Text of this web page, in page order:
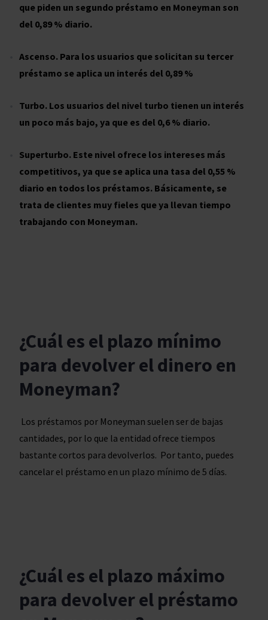
que piden un segundo préstamo en Moneyman son
del 0,89 % diario.
Ascenso. Para los usuarios que solicitan su tercer
préstamo se aplica un interés del 0,89 %
Turbo. Los usuarios del nivel turbo tienen un interés
un poco más bajo, ya que es del 0,6 % diario.
Superturbo. Este nivel ofrece los intereses más
competitivos, ya que se aplica una tasa del 0,55 %
diario en todos los préstamos. Básicamente, se
trata de clientes muy fieles que ya llevan tiempo
trabajando con Moneyman.
Los préstamos por Moneyman suelen ser de bajas
cantidades, por lo que la entidad ofrece tiempos
bastante cortos para devolverlos. Por tanto, puedes
cancelar el préstamo en un plazo mínimo de 5 días.
¿Cuál es el plazo mínimo
para devolver el dinero en
Moneyman?
¿Cuál es el plazo máximo
para devolver el préstamo